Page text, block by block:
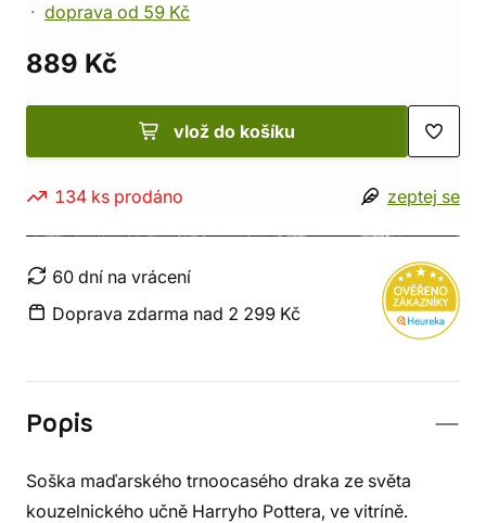
doprava od 59 Kč
889 Kč
vlož do košíku
134 ks prodáno zeptej se
60 dní na vrácení
Doprava zdarma nad 2 299 Kč
Popis
Soška maďarského trnoocasého draka ze světa
kouzelnického učně Harryho Pottera, ve vitríně.